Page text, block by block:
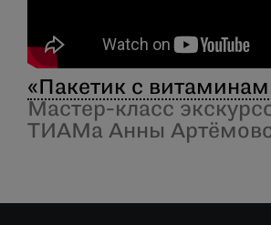
«Пакетик с
Мастер-класс
ТИАМа Анны